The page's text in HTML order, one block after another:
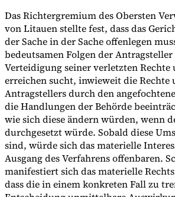
Das Richtergremium des Obersten
von Litauen stellte fest, dass das
der Sache in der Sache offenlegen
bedeutsamen Folgen der
Verteidigung seiner verletzten Rechte
erreichen sucht, inwieweit die Rechte
Antragstellers durch den
die Handlungen der Behörde
wie sich diese ändern würden, wenn
durchgesetzt würde. Sobald diese
sind, würde sich das materielle
Ausgang des Verfahrens offenbaren.
manifestiert sich das materielle
dass die in einem konkreten Fall zu